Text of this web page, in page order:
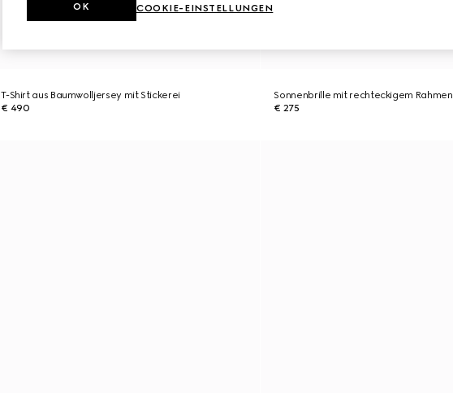
T-Shirt aus Baumwolljersey mit Stickerei
€ 490
Sonnenbrille mit rechteckigem Rahmen
€ 275
COOKIE-EINSTELLUNGEN
OK